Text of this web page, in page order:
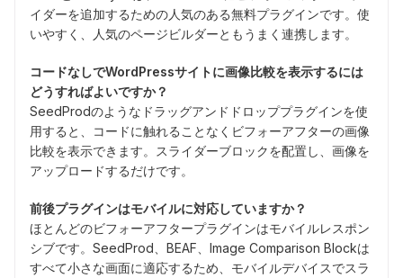
イダーを追加するための人気のある無料プラグインです。使
いやすく、人気のページビルダーともうまく連携します。
コードなしでWordPressサイトに画像比較を表示するには
どうすればよいですか？
SeedProdのようなドラッグアンドドロッププラグインを使
用すると、コードに触れることなくビフォーアフターの画像
比較を表示できます。スライダーブロックを配置し、画像を
アップロードするだけです。
前後プラグインはモバイルに対応していますか？
ほとんどのビフォーアフタープラグインはモバイルレスポン
シブです。SeedProd、BEAF、Image Comparison Blockは
すべて小さな画面に適応するため、モバイルデバイスでスラ